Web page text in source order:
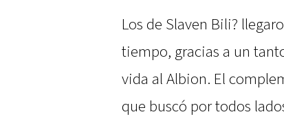
Los de Slaven Bili?
tiempo, gracias a un
vida al Albion. El
que buscó por todos